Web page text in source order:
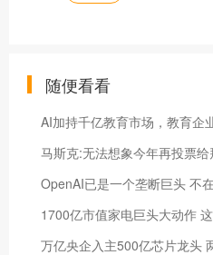
随便看看
AI加持千亿教育市场，教育企
马斯克:无法想象今年再投票
OpenAI已是一个垄断巨头 不
1700亿市值家电巨头大动作
万亿央企入主500亿芯片龙头